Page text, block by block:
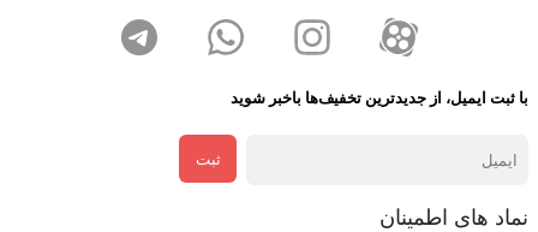
با ثبت ایمیل، از جدید‌ترین تخفیف‌ها با‌خبر شوید
ثبت
نماد های اطمینان